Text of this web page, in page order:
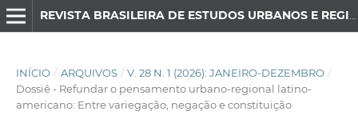
INÍCIO / ARQUIVOS / V. 28 N. 1 (2026): JANEIRO-DEZEMBRO /
Dossiê - Refundar o pensamento urbano-regional latino-
americano: Entre variegação, negação e constituição